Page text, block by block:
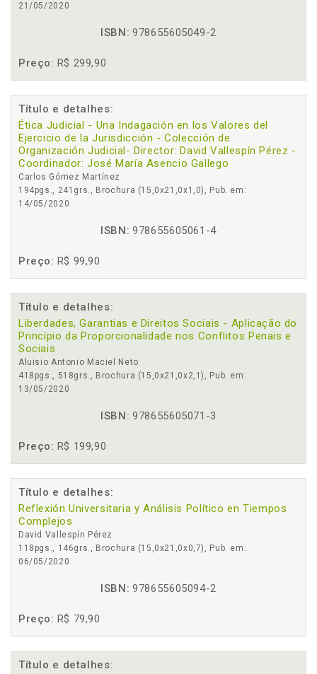
21/05/2020
ISBN: 978655605049-2
Preço: R$ 299,90
Título e detalhes:
Ética Judicial - Una Indagación en los Valores del
Ejercicio de la Jurisdicción - Colección de
Organización Judicial- Director: David Vallespín Pérez -
Coordinador: José María Asencio Gallego
Carlos Gómez Martínez
194pgs., 241grs., Brochura (15,0x21,0x1,0), Pub. em:
14/05/2020
ISBN: 978655605061-4
Preço: R$ 99,90
Título e detalhes:
Liberdades, Garantias e Direitos Sociais - Aplicação do
Princípio da Proporcionalidade nos Conflitos Penais e
Sociais
Aluisio Antonio Maciel Neto
418pgs., 518grs., Brochura (15,0x21,0x2,1), Pub. em:
13/05/2020
ISBN: 978655605071-3
Preço: R$ 199,90
Título e detalhes:
Reflexión Universitaria y Análisis Político en Tiempos
Complejos
David Vallespín Pérez
118pgs., 146grs., Brochura (15,0x21,0x0,7), Pub. em:
06/05/2020
ISBN: 978655605094-2
Preço: R$ 79,90
Título e detalhes: